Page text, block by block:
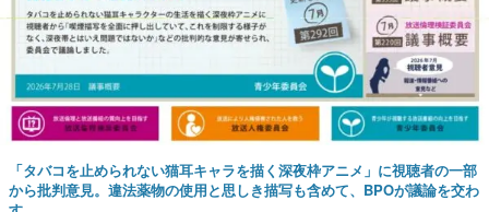
「タバコを止められない猫耳キャラを描く深夜枠アニメ」に視聴者の一部
から批判意見。違法薬物の使用と思しき描写も含めて、BPOが議論を交わ